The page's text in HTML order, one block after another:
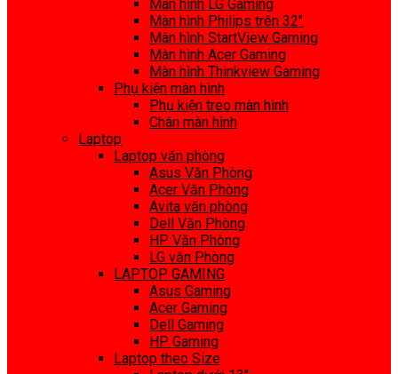
Màn hình LG Gaming
Màn hình Philips trên 32″
Màn hình StartView Gaming
Màn hình Acer Gaming
Màn hình Thinkview Gaming
Phụ kiện màn hình
Phụ kiện treo màn hình
Chân màn hình
Laptop
Laptop văn phòng
Asus Văn Phòng
Acer Văn Phòng
Avita văn phòng
Dell Văn Phòng
HP Văn Phòng
LG văn Phòng
LAPTOP GAMING
Asus Gaming
Acer Gaming
Dell Gaming
HP Gaming
Laptop theo Size